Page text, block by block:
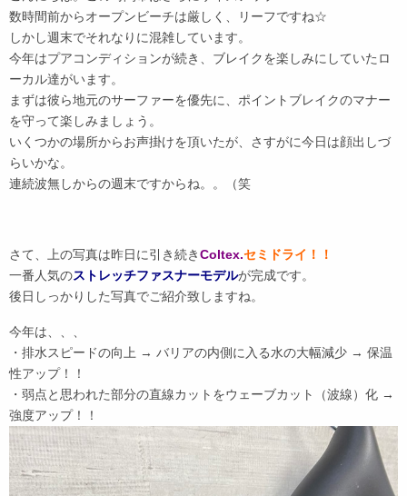
数時間前からオープンビーチは厳しく、リーフですね☆
しかし週末でそれなりに混雑しています。
今年はプアコンディションが続き、ブレイクを楽しみにしていたロ
ーカル達がいます。
まずは彼ら地元のサーファーを優先に、ポイントブレイクのマナー
を守って楽しみましょう。
いくつかの場所からお声掛けを頂いたが、さすがに今日は顔出しづ
らいかな。
連続波無しからの週末ですからね。。（笑
さて、上の写真は昨日に引き続きColtex.セミドライ！！
一番人気のストレッチファスナーモデルが完成です。
後日しっかりした写真でご紹介致しますね。
今年は、、、
・排水スピードの向上 → バリアの内側に入る水の大幅減少 → 保温
性アップ！！
・弱点と思われた部分の直線カットをウェーブカット（波線）化 →
強度アップ！！